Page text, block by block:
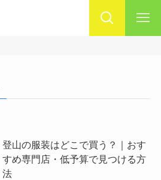
登山の服装はどこで買う？｜おす
すめ専門店・低予算で見つける方
法